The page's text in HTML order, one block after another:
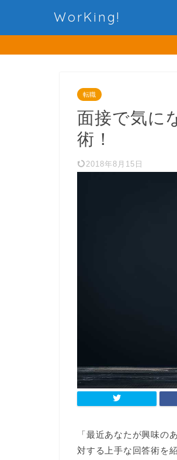
WorKing!
転職
面接で気に
術！
2018年8月15日
「最近あなたが興味の
対する上手な回答術を